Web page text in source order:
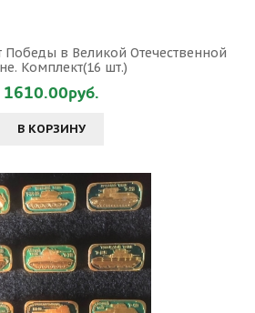
Победы в Великой Отечественной
Комплект(16 шт.)
1610.00руб.
В КОРЗИНУ